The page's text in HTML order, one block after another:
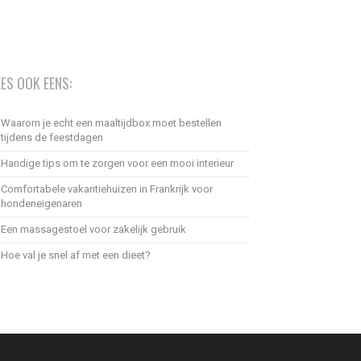
OOK EENS:
Waarom je echt een maaltijdbox moet bestellen
tijdens de feestdagen
Handige tips om te zorgen voor een mooi interieur
Comfortabele vakantiehuizen in Frankrijk voor
hondeneigenaren
Een massagestoel voor zakelijk gebruik
Hoe val je snel af met een dieet?